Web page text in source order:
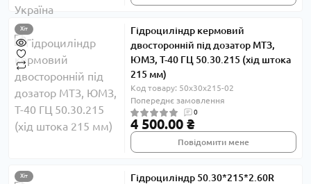
Хіт
Гідроциліндр кермовий
двосторонній під дозатор МТЗ,
ЮМЗ, Т-40 ГЦ 50.30.215 (хід штока
215 мм)
Код товару: 50х30х215-02
Попереднє замовлення
0
4 500.00 ₴
Повідомити мене
Хіт
Гідроциліндр 50.30*215*2.60R